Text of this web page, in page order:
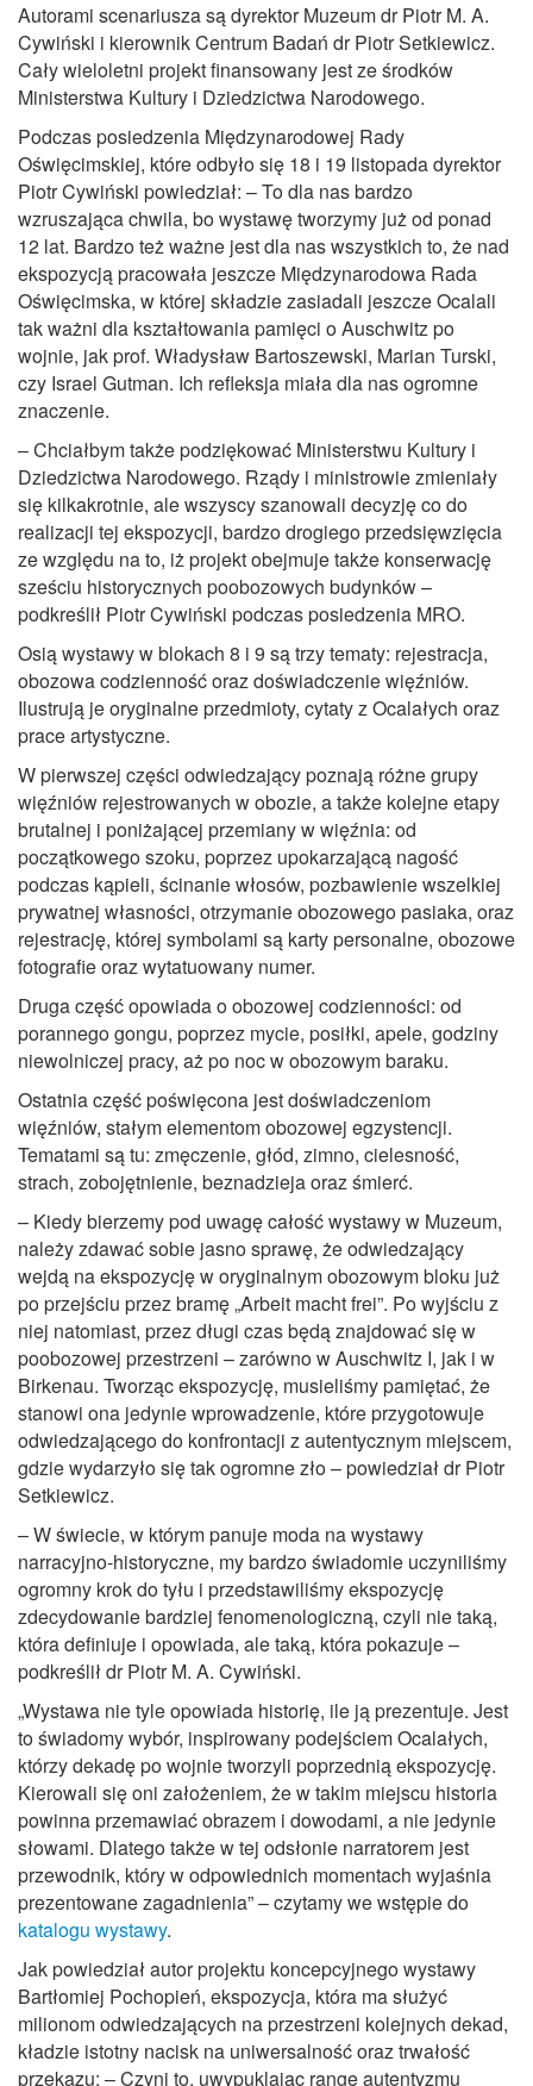
Autorami scenariusza są dyrektor Muzeum dr Piotr M. A.
Cywiński i kierownik Centrum Badań dr Piotr Setkiewicz.
Cały wieloletni projekt finansowany jest ze środków
Ministerstwa Kultury i Dziedzictwa Narodowego.
Podczas posiedzenia Międzynarodowej Rady
Oświęcimskiej, które odbyło się 18 i 19 listopada dyrektor
Piotr Cywiński powiedział: – To dla nas bardzo
wzruszająca chwila, bo wystawę tworzymy już od ponad
12 lat. Bardzo też ważne jest dla nas wszystkich to, że nad
ekspozycją pracowała jeszcze Międzynarodowa Rada
Oświęcimska, w której składzie zasiadali jeszcze Ocalali
tak ważni dla kształtowania pamięci o Auschwitz po
wojnie, jak prof. Władysław Bartoszewski, Marian Turski,
czy Israel Gutman. Ich refleksja miała dla nas ogromne
znaczenie.
– Chciałbym także podziękować Ministerstwu Kultury i
Dziedzictwa Narodowego. Rządy i ministrowie zmieniały
się kilkakrotnie, ale wszyscy szanowali decyzję co do
realizacji tej ekspozycji, bardzo drogiego przedsięwzięcia
ze względu na to, iż projekt obejmuje także konserwację
sześciu historycznych poobozowych budynków –
podkreślił Piotr Cywiński podczas posiedzenia MRO.
Osią wystawy w blokach 8 i 9 są trzy tematy: rejestracja,
obozowa codzienność oraz doświadczenie więźniów.
Ilustrują je oryginalne przedmioty, cytaty z Ocalałych oraz
prace artystyczne.
W pierwszej części odwiedzający poznają różne grupy
więźniów rejestrowanych w obozie, a także kolejne etapy
brutalnej i poniżającej przemiany w więźnia: od
początkowego szoku, poprzez upokarzającą nagość
podczas kąpieli, ścinanie włosów, pozbawienie wszelkiej
prywatnej własności, otrzymanie obozowego pasiaka, oraz
rejestrację, której symbolami są karty personalne, obozowe
fotografie oraz wytatuowany numer.
Druga część opowiada o obozowej codzienności: od
porannego gongu, poprzez mycie, posiłki, apele, godziny
niewolniczej pracy, aż po noc w obozowym baraku.
Ostatnia część poświęcona jest doświadczeniom
więźniów, stałym elementom obozowej egzystencji.
Tematami są tu: zmęczenie, głód, zimno, cielesność,
strach, zobojętnienie, beznadzieja oraz śmierć.
– Kiedy bierzemy pod uwagę całość wystawy w Muzeum,
należy zdawać sobie jasno sprawę, że odwiedzający
wejdą na ekspozycję w oryginalnym obozowym bloku już
po przejściu przez bramę „Arbeit macht frei”. Po wyjściu z
niej natomiast, przez długi czas będą znajdować się w
poobozowej przestrzeni – zarówno w Auschwitz I, jak i w
Birkenau. Tworząc ekspozycję, musieliśmy pamiętać, że
stanowi ona jedynie wprowadzenie, które przygotowuje
odwiedzającego do konfrontacji z autentycznym miejscem,
gdzie wydarzyło się tak ogromne zło – powiedział dr Piotr
Setkiewicz.
– W świecie, w którym panuje moda na wystawy
narracyjno-historyczne, my bardzo świadomie uczyniliśmy
ogromny krok do tyłu i przedstawiliśmy ekspozycję
zdecydowanie bardziej fenomenologiczną, czyli nie taką,
która definiuje i opowiada, ale taką, która pokazuje –
podkreślił dr Piotr M. A. Cywiński.
„Wystawa nie tyle opowiada historię, ile ją prezentuje. Jest
to świadomy wybór, inspirowany podejściem Ocalałych,
którzy dekadę po wojnie tworzyli poprzednią ekspozycję.
Kierowali się oni założeniem, że w takim miejscu historia
powinna przemawiać obrazem i dowodami, a nie jedynie
słowami. Dlatego także w tej odsłonie narratorem jest
przewodnik, który w odpowiednich momentach wyjaśnia
prezentowane zagadnienia” – czytamy we wstępie do
katalogu wystawy.
Jak powiedział autor projektu koncepcyjnego wystawy
Bartłomiej Pochopień, ekspozycja, która ma służyć
milionom odwiedzających na przestrzeni kolejnych dekad,
kładzie istotny nacisk na uniwersalność oraz trwałość
przekazu: – Czyni to, uwypuklając rangę autentyzmu